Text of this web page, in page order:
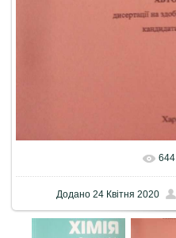
644
Додано 24 Квітня 2020